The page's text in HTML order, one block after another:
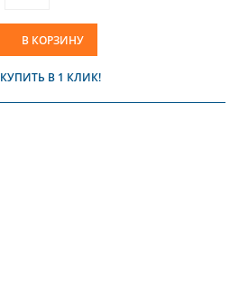
В КОРЗИНУ
КУПИТЬ В 1 КЛИК!